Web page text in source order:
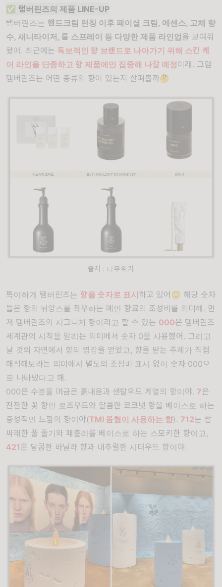
✅ 탬버린즈의 제품 LINE-UP
탬버린즈는 핸드크림 런칭 이후 페이셜 크림, 에센스, 고체 향
수, 새니타이저, 룸 스프레이 등 다양한 제품 라인업 을 보여줘
왔어. 최근에는 독보적인 향 브랜드로 나아가기 위해 스킨 케
어 라인을 단종하고 향 제품에만 집중해 나갈 예정이래. 그럼
탬버린즈는 어떤 종류의 향이 있는지 살펴볼까🤔
출처 : 나무위키
특이하게 탬버린즈는 향을 숫자로 표시 하고 있어🙄 해당 숫자
들은 향의 뉘앙스를 좌우하는 메인 향료의 조성비를 의미해. 먼
저 탬버린즈의 시그니처 향이라고 할 수 있는 000은 탬버린즈
세계관의 시작을 알리는 의미에서 숫자 0을 사용했어. 그리고
날 것의 자연에서 향의 영감을 얻었고, 향을 맡는 주체가 직접
해석해보라는 의미에서 별도의 조성비 표시 없이 숫자 000으
로 나타냈다고 해.
000은 수분을 머금은 흙내음과 샌탈우드 계열의 향이야. 7은
잔잔한 꽃 향인 로즈우드와 달콤한 코코넛 향을 베이스로 하는
중성적인 느낌의 향이야(TMI 옵형이 사용하는 향). 712는 쌉
싸래한 풀 줄기와 패출리를 베이스로 하는 스모키한 향이고,
421은 달콤한 바닐라 향과 내추럴한 시더우드 향이야.